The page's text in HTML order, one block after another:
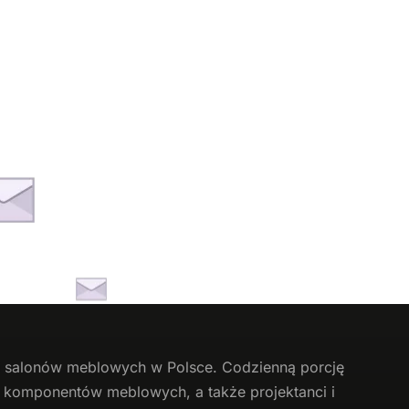
meblowych w Polsce. Codzienną porcję
meblowych, a także projektanci i